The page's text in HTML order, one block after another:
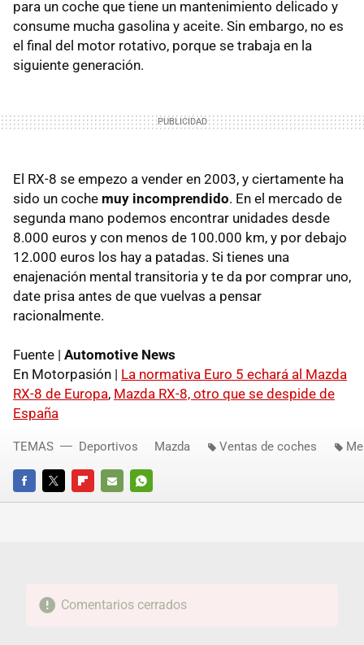
para un coche que tiene un mantenimiento delicado y
consume mucha gasolina y aceite. Sin embargo, no es
el final del motor rotativo, porque se trabaja en la
siguiente generación.
El RX-8 se empezo a vender en 2003, y ciertamente ha
sido un coche muy incomprendido. En el mercado de
segunda mano podemos encontrar unidades desde
8.000 euros y con menos de 100.000 km, y por debajo
12.000 euros los hay a patadas. Si tienes una
enajenación mental transitoria y te da por comprar uno,
date prisa antes de que vuelvas a pensar
racionalmente.
Fuente | Automotive News
En Motorpasión | La normativa Euro 5 echará al Mazda
RX-8 de Europa, Mazda RX-8, otro que se despide de
España
FACEBOOKTWITTERFLIPBOARD
E-
WHATSAPP
TEMAS Deportivos Mazda Ventas de coches
Comentarios cerrados